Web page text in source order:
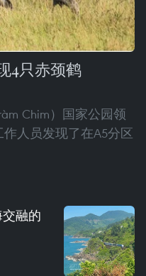
4只赤颈鹤
Chim）国家公园领
人员发现了在A5分区
融的